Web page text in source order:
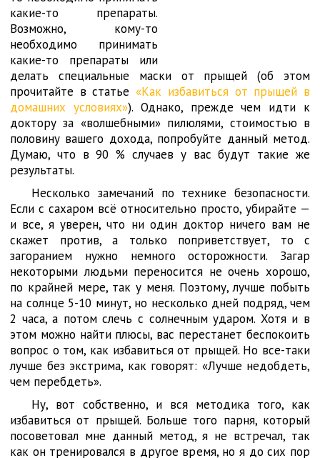
какие-то препараты.
Возможно, кому-то
необходимо принимать
какие-то препараты или
делать специальные маски от прыщей (об этом
прочитайте в статье«Как избавиться от прыщей в
домашних условиях»). Однако, прежде чем идти к
доктору за «волшебными» пилюлями, стоимостью в
половину вашего дохода, попробуйте данный метод.
Думаю, что в 90 % случаев у вас будут такие же
результаты.
Несколько замечаний по технике безопасности.
Если с сахаром всё относительно просто, убирайте —
и все, я уверен, что ни один доктор ничего вам не
скажет против, а только поприветствует, то с
загоранием нужно немного осторожности. Загар
некоторыми людьми переносится не очень хорошо,
по крайней мере, так у меня. Поэтому, лучше побыть
на солнце 5-10 минут, но несколько дней подряд, чем
2 часа, а потом слечь с солнечным ударом. Хотя и в
этом можно найти плюсы, вас перестанет беспокоить
вопрос о том, как избавиться от прыщей. Но все-таки
лучше без экстрима, как говорят: «Лучше недобдеть,
чем перебдеть».
Ну, вот собственно, и вся методика того, как
избавиться от прыщей. Больше того парня, который
посоветовал мне данный метод, я не встречал, так
как он тренировался в другое время, но я до сих пор